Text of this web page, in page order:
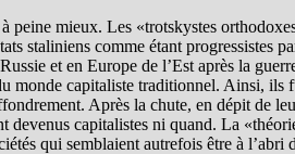
peine mieux. Les «trotskystes
staliniens comme étant progressistes
et en Europe de l’Est après la
monde capitaliste traditionnel. Ainsi,
Après la chute, en dépit de
devenus capitalistes ni quand. La
qui semblaient autrefois être à l’abri